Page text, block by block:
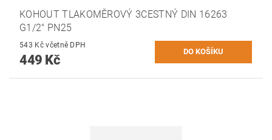
KOHOUT TLAKOMĚROVÝ 3CESTNÝ DIN 16263
G1/2" PN25
543 Kč včetně DPH
449 Kč